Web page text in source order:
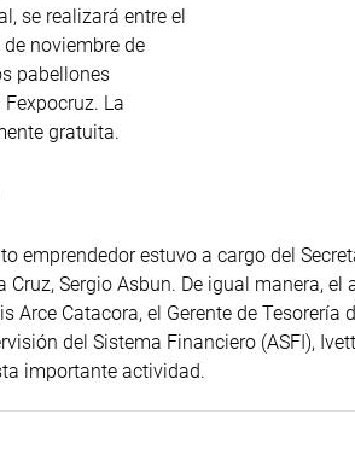
se realizará entre el
noviembre de
pabellones
La
gratuita.
emprendedor estuvo a cargo del
Cruz, Sergio Asbun. De igual manera,
Arce Catacora, el Gerente de
del Sistema Financiero (ASFI),
importante actividad.